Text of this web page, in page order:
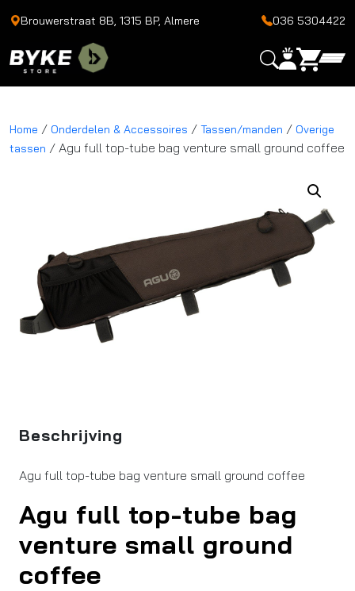
Brouwerstraat 8B, 1315 BP, Almere 036 5304422
Home / Onderdelen & Accessoires / Tassen/manden / Overige
tassen / Agu full top-tube bag venture small ground coffee
Beschrijving
Agu full top-tube bag venture small ground coffee
Agu full top-tube bag
venture small ground
coffee